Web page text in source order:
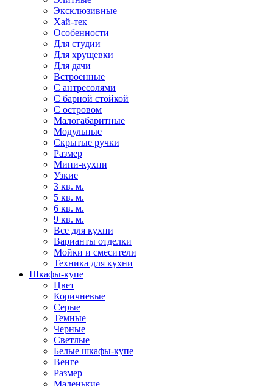
Эксклюзивные
Хай-тек
Особенности
Для студии
Для хрущевки
Для дачи
Встроенные
С антресолями
С барной стойкой
С островом
Малогабаритные
Модульные
Скрытые ручки
Размер
Мини-кухни
Узкие
3 кв. м.
5 кв. м.
6 кв. м.
9 кв. м.
Все для кухни
Варианты отделки
Мойки и смесители
Техника для кухни
Шкафы-купе
Цвет
Коричневые
Серые
Темные
Черные
Светлые
Белые шкафы-купе
Венге
Размер
Маленькие